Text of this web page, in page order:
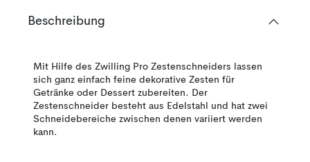
Beschreibung
Mit Hilfe des Zwilling Pro Zestenschneiders lassen
sich ganz einfach feine dekorative Zesten für
Getränke oder Dessert zubereiten. Der
Zestenschneider besteht aus Edelstahl und hat zwei
Schneidebereiche zwischen denen variiert werden
kann.